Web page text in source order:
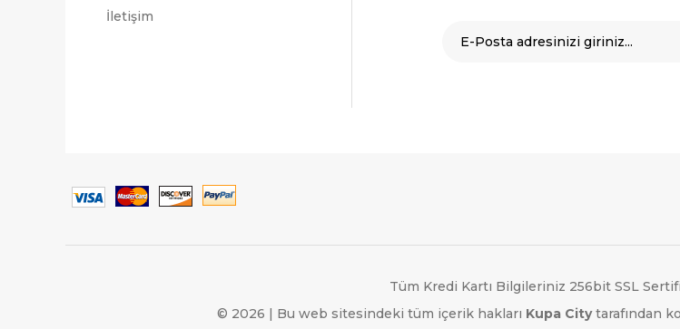
İletişim
Tüm Kredi Kartı Bilgileriniz 256bit SSL
© 2026 | Bu web sitesindeki tüm içerik hakları Kupa Citytarafından